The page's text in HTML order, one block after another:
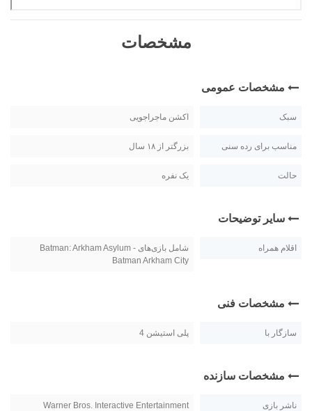
مشخصات
مشخصات عمومی
سبک اکشن ماجراجویی
مناسب برای رده سنی بزرگتر از ۱۸ سال
حالت یک نفره
سایر توضیحات
اقلام همراه
شامل بازی‌های Batman: Arkham Asylum -
Batman Arkham City
مشخصات فنی
سازگار با پلی استیشن 4
مشخصات سازنده
ناشر بازی Warner Bros. Interactive Entertainment